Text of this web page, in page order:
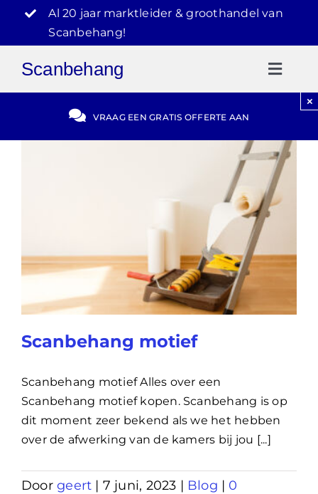
inhoud
Al 20 jaar marktleider & groothandel van
Scanbehang!
Scanbehang
Gratis Offerte
VRAAG EEN GRATIS OFFERTE AAN
×
Scanbehang motief
Scanbehang motief Alles over een
Scanbehang motief kopen. Scanbehang is op
dit moment zeer bekend als we het hebben
over de afwerking van de kamers bij jou [...]
Doorgeert | 7 juni, 2023 | Blog | 0